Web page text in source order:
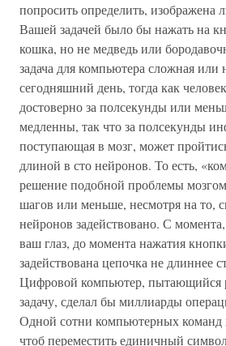
попросить определить, изображена
Вашей задачей было бы нажать на
кошка, но не медведь или
задача для компьютера сложная или
сегодняшний день, тогда как
достоверно за полсекунды или
медленны, так что за полсекунды
поступающая в мозг, может
длиной в сто нейронов. То есть,
решение подобной проблемы
шагов или меньше, несмотря на то,
нейронов задействовано. С
ваш глаз, до момента нажатия
задействована цепочка не длиннее
Цифровой компьютер, пытающийся
задачу, сделал бы миллиарды
Одной сотни компьютерных команд
чтоб переместить единичный